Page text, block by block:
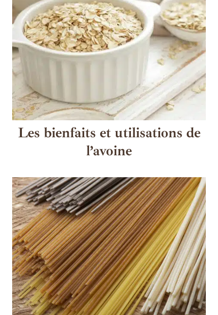
Les bienfaits et utilisations de
l’avoine